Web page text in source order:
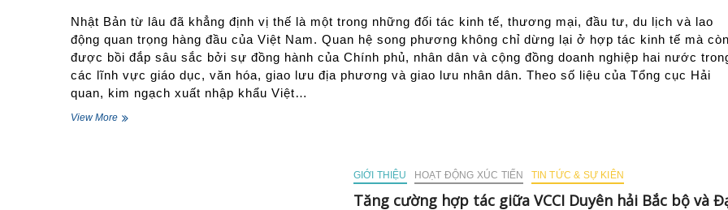
thắt”
toán
thuế
2025
Nhật Bản từ lâu đã khẳng định vị thế là một trong những đối tác kinh tế, thương mại, đầu tư, du lịch và lao
động quan trọng hàng đầu của Việt Nam. Quan hệ song phương không chỉ dừng lại ở hợp tác kinh tế mà còn
được bồi đắp sâu sắc bởi sự đồng hành của Chính phủ, nhân dân và cộng đồng doanh nghiệp hai nước
các lĩnh vực giáo dục, văn hóa, giao lưu địa phương và giao lưu nhân dân. Theo số liệu của Tổng cục Hải
quan, kim ngạch xuất nhập khẩu Việt…
View MoreViệt
GIỚI THIỆU HOẠT ĐỘNG XÚC TIẾN TIN TỨC & SỰ KIÊN
Tăng cường hợp tác giữa VCCI Duyên hải Bắc bộ và